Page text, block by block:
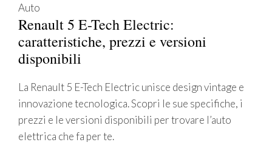
Auto
Renault 5 E-Tech Electric:
caratteristiche, prezzi e versioni
disponibili
La Renault 5 E-Tech Electric unisce design vintage e
innovazione tecnologica. Scopri le sue specifiche, i
prezzi e le versioni disponibili per trovare l’auto
elettrica che fa per te.